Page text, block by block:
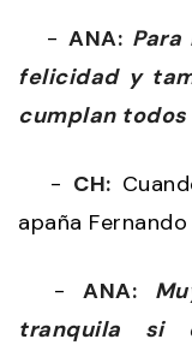
-ANA:
felicidad y
cumplan todos
- CH:
apaña
- ANA:
tranquila si